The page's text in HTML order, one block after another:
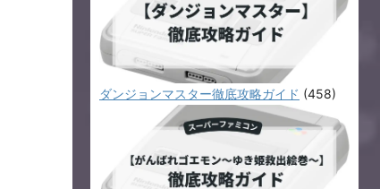
ダンジョンマスター徹底攻略ガイド (458)